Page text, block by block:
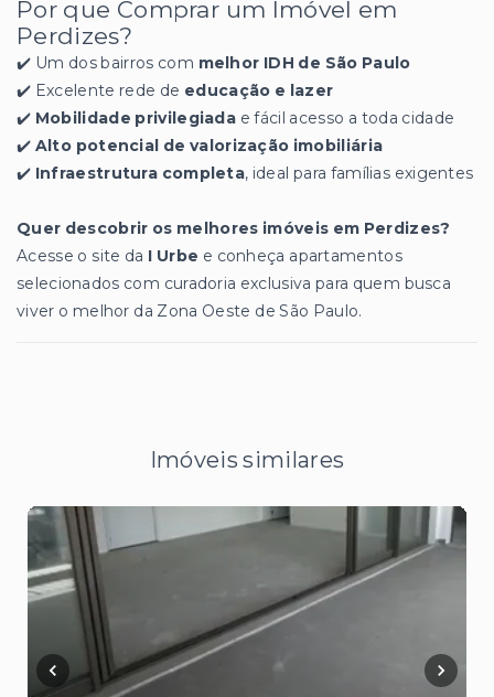
Por que Comprar um Imóvel em
Perdizes?
✔️ Um dos bairros com melhor IDH de São Paulo
✔️ Excelente rede de educação e lazer
✔️ Mobilidade privilegiada e fácil acesso a toda cidade
✔️ Alto potencial de valorização imobiliária
✔️ Infraestrutura completa, ideal para famílias exigentes
Quer descobrir os melhores imóveis em Perdizes?
Acesse o site da I Urbe e conheça apartamentos
selecionados com curadoria exclusiva para quem busca
viver o melhor da Zona Oeste de São Paulo.
Imóveis similares